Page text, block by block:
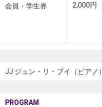
会員・学生券 2,000円
JJ ジュン・リ・ブイ（ピアノ）
PROGRAM